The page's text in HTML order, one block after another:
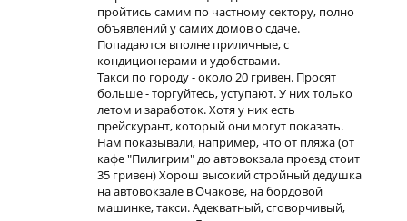
пройтись самим по частному сектору, полно
объявлений у самих домов о сдаче.
Попадаются вполне приличные, с
кондиционерами и удобствами.
Такси по городу - около 20 гривен. Просят
больше - торгуйтесь, уступают. У них только
летом и заработок. Хотя у них есть
прейскурант, который они могут показать.
Нам показывали, например, что от пляжа (от
кафе "Пилигрим" до автовокзала проезд стоит
35 гривен) Хорош высокий стройный дедушка
на автовокзале в Очакове, на бордовой
машинке, такси. Адекватный, сговорчивый,